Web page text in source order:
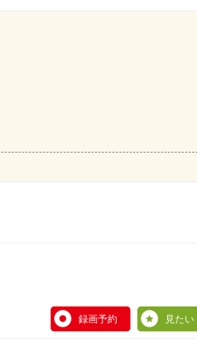
録画予約 見たい